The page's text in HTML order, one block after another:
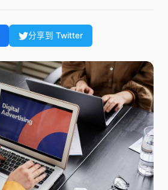
分享到 Twitter